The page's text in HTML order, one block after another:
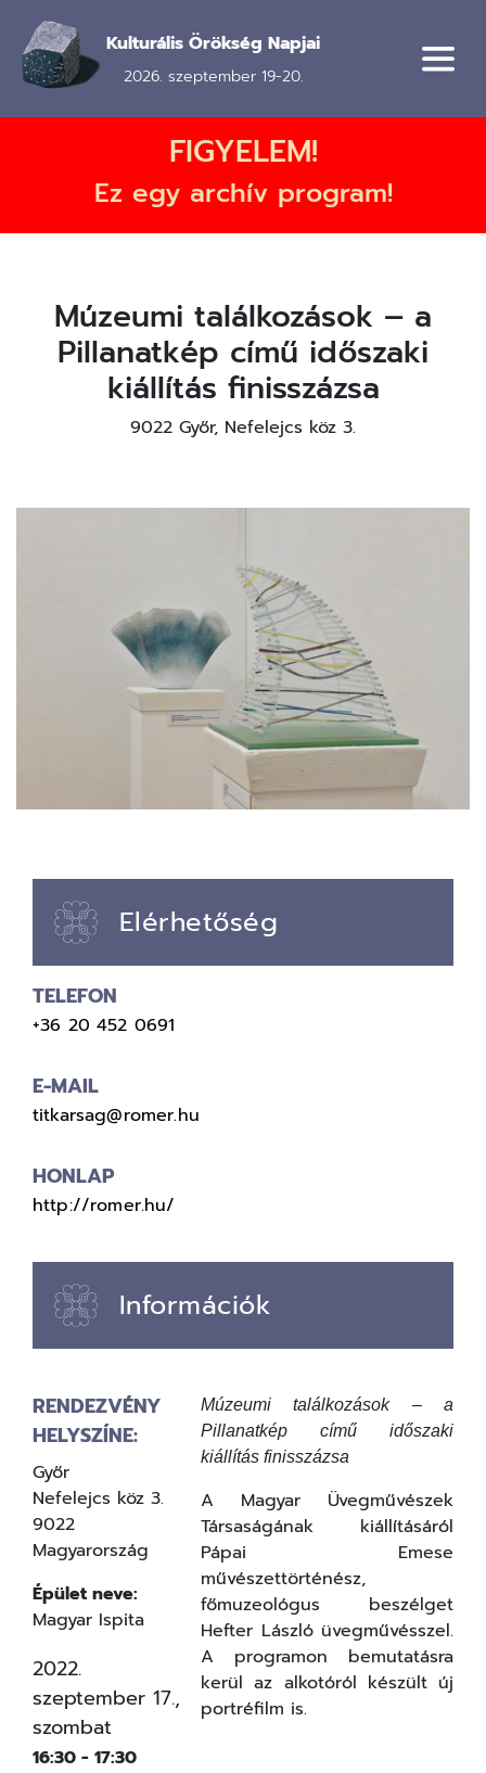
a
tartalomra
Kulturális Örökség Napjai
2026. szeptember 19-20.
FIGYELEM!
Ez egy archív program!
Múzeumi találkozások – a
Pillanatkép című időszaki
kiállítás finisszázsa
9022 Győr, Nefelejcs köz 3.
Elérhetőség
TELEFON
+36 20 452 0691
E-MAIL
titkarsag@romer.hu
HONLAP
http://romer.hu/
Információk
RENDEZVÉNY
HELYSZÍNE:
Győr
Nefelejcs köz 3.
9022
Magyarország
Épület neve:
Magyar Ispita
2022.
szeptember 17.,
szombat
16:30 - 17:30
Múzeumi találkozások – a
Pillanatkép című időszaki
kiállítás finisszázsa
A Magyar Üvegművészek
Társaságának kiállításáról
Pápai Emese
művészettörténész,
főmuzeológus beszélget
Hefter László üvegművésszel.
A programon bemutatásra
kerül az alkotóról készült új
portréfilm is.